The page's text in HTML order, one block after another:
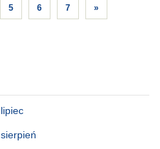
lipiec
sierpień
5 6 7 »